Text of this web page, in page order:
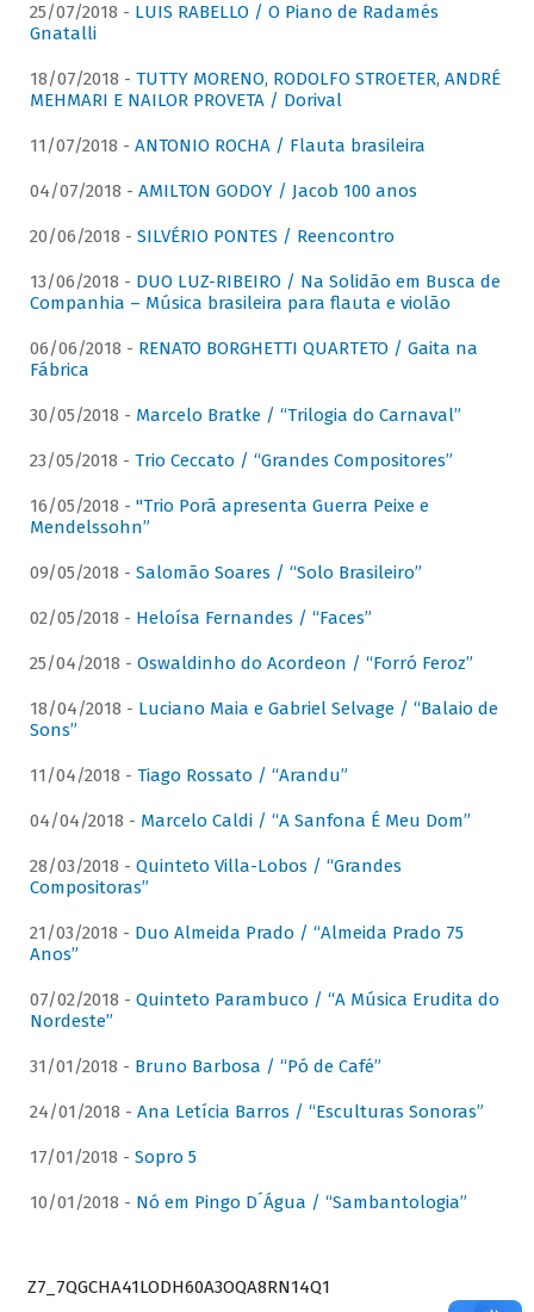
25/07/2018 - LUIS RABELLO / O Piano de Radamés
Gnatalli
18/07/2018 - TUTTY MORENO, RODOLFO STROETER, ANDRÉ
MEHMARI E NAILOR PROVETA / Dorival
11/07/2018 - ANTONIO ROCHA / Flauta brasileira
04/07/2018 - AMILTON GODOY / Jacob 100 anos
20/06/2018 - SILVÉRIO PONTES / Reencontro
13/06/2018 - DUO LUZ-RIBEIRO / Na Solidão em Busca de
Companhia – Música brasileira para flauta e violão
06/06/2018 - RENATO BORGHETTI QUARTETO / Gaita na
Fábrica
30/05/2018 - Marcelo Bratke / “Trilogia do Carnaval”
23/05/2018 - Trio Ceccato / “Grandes Compositores”
16/05/2018 - "Trio Porã apresenta Guerra Peixe e
Mendelssohn”
09/05/2018 - Salomão Soares / “Solo Brasileiro”
02/05/2018 - Heloísa Fernandes / “Faces”
25/04/2018 - Oswaldinho do Acordeon / “Forró Feroz”
18/04/2018 - Luciano Maia e Gabriel Selvage / “Balaio de
Sons”
11/04/2018 - Tiago Rossato / “Arandu”
04/04/2018 - Marcelo Caldi / “A Sanfona É Meu Dom”
28/03/2018 - Quinteto Villa-Lobos / “Grandes
Compositoras”
21/03/2018 - Duo Almeida Prado / “Almeida Prado 75
Anos”
07/02/2018 - Quinteto Parambuco / “A Música Erudita do
Nordeste”
31/01/2018 - Bruno Barbosa / “Pó de Café”
24/01/2018 - Ana Letícia Barros / “Esculturas Sonoras”
17/01/2018 - Sopro 5
10/01/2018 - Nó em Pingo D´Água / “Sambantologia”
Z7_7QGCHA41LODH60A3OQA8RN14Q1